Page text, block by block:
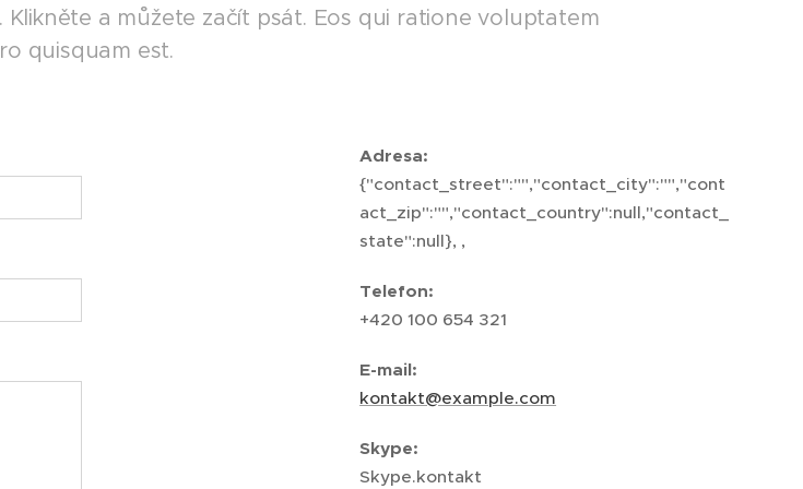
Klikněte a můžete začít psát. Eos qui ratione voluptatem
quisquam est.
Adresa:
{"contact_street":"","contact_city":"","cont
act_zip":"","contact_country":null,"contact_
state":null}, ,
Telefon:
+420 100 654 321
E-mail:
kontakt@example.com
Skype:
Skype.kontakt